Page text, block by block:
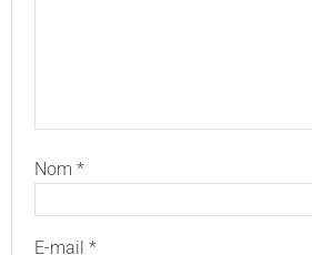
Nom *
E-mail *